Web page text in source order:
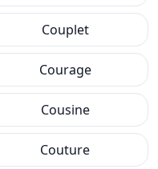
Couplet
Courage
Cousine
Couture